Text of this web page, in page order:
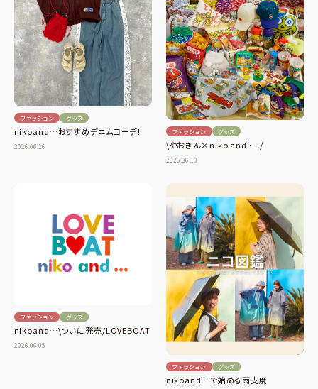
ファッション グッズ
nikoand…おすすめデニムコーデ！
2026.06.26
ファッション グッズ
\やおきん×niko and … /
2026.06.10
ファッション グッズ
nikoand…\ついに発売/LOVEBOAT
2026.06.05
ファッション グッズ
nikoand…で始める雨支度